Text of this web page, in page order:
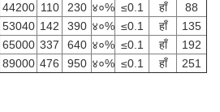
44200 110 230 ४०% ≤0.1 हाँ
88
53040 142 390 ४०% ≤0.1 हाँ
135
65000 337 640 ४०% ≤0.1 हाँ
192
89000 476 950 ४०% ≤0.1 हाँ 251